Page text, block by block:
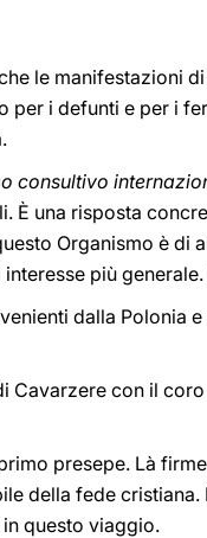
le manifestazioni
per i defunti e per i
consultivo
È una risposta
Organismo è di
più
dalla Polonia
con il coro
presepe. Là
della fede cristiana.
questo viaggio.